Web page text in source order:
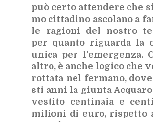
può cer­to at­ten­de­re che
mo cit­ta­di­no asco­la­no a
le ra­gio­ni del no­stro
per quan­to ri­guar­da la
uni­ca per l’e­mer­gen­za.
al­tro, è an­che lo­gi­co che
rot­ta­ta nel fer­ma­no,
sti anni la giun­ta
ve­sti­to cen­ti­na­ia e
mi­lio­ni di euro, ri­spet­to